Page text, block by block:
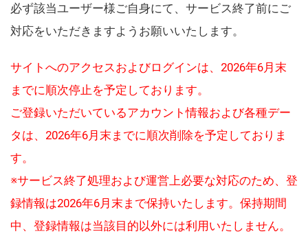
必ず該当ユーザー様ご自身にて、サービス終了前にご
対応をいただきますようお願いいたします。
サイトへのアクセスおよびログインは、2026年6月末
までに順次停止を予定しております。
ご登録いただいているアカウント情報および各種デー
タは、2026年6月末までに順次削除を予定しておりま
す。
※サービス終了処理および運営上必要な対応のため、登
録情報は2026年6月末まで保持いたします。保持期間
中、登録情報は当該目的以外には利用いたしません。